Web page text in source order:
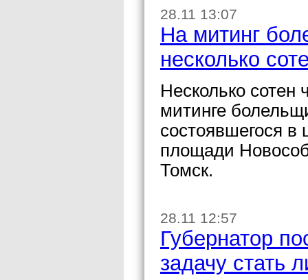
28.11 13:07
На митинг
несколько
Несколько сотен
митинге
состоявшегося
площади
Томск.
28.11 12:57
Губернатор
задачу стать